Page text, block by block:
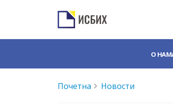
О
Почетна Новости